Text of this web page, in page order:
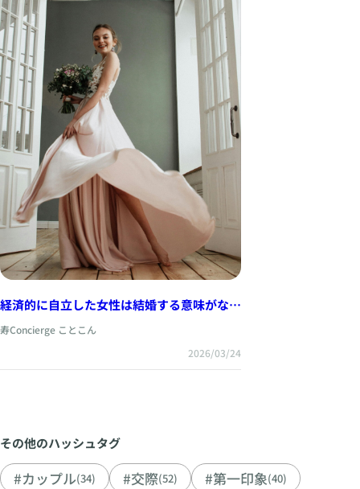
経済的に自立した女性は結婚する意味がな
由
寿Concierge ことこん
2026/03/24
その他のハッシュタグ
#カップル(34) #交際(52) #第一印象(40)